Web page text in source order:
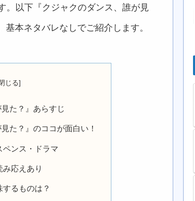
。以下『クジャクのダンス、誰が見
本ネタバレなしでご紹介します。
た？』あらすじ
た？』のココが面白い！
ペンス・ドラマ
応えあり
るものは？